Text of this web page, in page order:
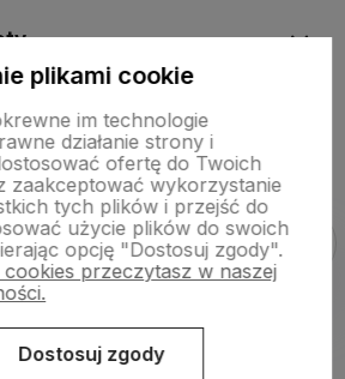
plikami cookie
im technologie
działanie strony i
ofertę do Twoich
zaakceptować wykorzystanie
tych plików i przejść do
użycie plików do swoich
opcję "Dostosuj zgody".
przeczytasz w naszej
Dostosuj zgody